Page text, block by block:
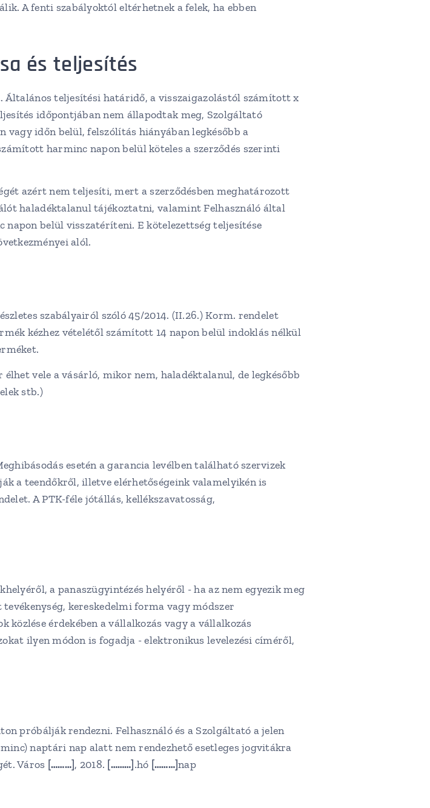
A fenti szabályoktól eltérhetnek a felek, ha ebben
és teljesítés
Általános teljesítési határidő, a visszaigazolástól számított x
időpontjában nem állapodtak meg, Szolgáltató
időn belül, felszólítás hiányában legkésőbb a
harminc napon belül köteles a szerződés szerinti
azért nem teljesíti, mert a szerződésben meghatározott
haladéktalanul tájékoztatni, valamint Felhasználó által
belül visszatéríteni. E kötelezettség teljesítése
alól.
szabályairól szóló 45/2014. (II.26.) Korm. rendelet
kézhez vételétől számított 14 napon belül indoklás nélkül
élhet vele a vásárló, mikor nem, haladéktalanul, de legkésőbb
stb.)
esetén a garancia levélben található szervizek
a teendőkről, illetve elérhetőségeink valamelyikén is
A PTK-féle jótállás, kellékszavatosság,
a panaszügyintézés helyéről - ha az nem egyezik meg
kereskedelmi forma vagy módszer
érdekében a vállalkozás vagy a vállalkozás
ilyen módon is fogadja - elektronikus levelezési címéről,
próbálják rendezni. Felhasználó és a Szolgáltató a jelen
naptári nap alatt nem rendezhető esetleges jogvitákra
Város [………], 2018. [………].hó [………]nap